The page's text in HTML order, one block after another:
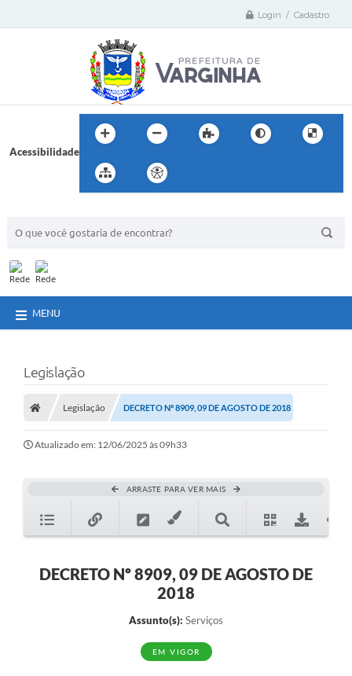
Login / Cadastro
Acessibilidade
MENU
Legislação
Legislação DECRETO Nº 8909, 09 DE AGOSTO DE 2018
Atualizado em: 12/06/2025 às 09h33
ARRASTE PARA VER MAIS
DECRETO Nº 8909, 09 DE AGOSTO DE
2018
Assunto(s): Serviços
EM VIGOR